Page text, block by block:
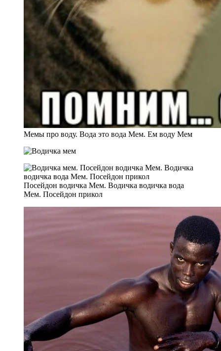
Мемы про воду. Вода это вода Мем. Ем воду Мем
Посейдон водичка Мем. Водичка водичка вода
Мем. Посейдон прикол